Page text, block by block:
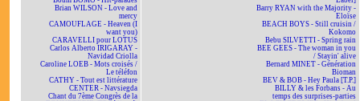
Brian WILSON - Love and
mercy
CAMOUFLAGE - Heaven (I
want you)
CARAVELLI pour LOTUS
Carlos Alberto IRIGARAY -
Navidad Criolla
Caroline LOEB - Mots croisés /
Le téléfon
CATHY - Tout est littérature
CENTER - Navsiegda
Chant du 7ème Congrès de la
Barry RYAN with the Majority -
Eloïse
BEACH BOYS - Still cruisin /
Kokomo
Bebu SILVETTI - Spring rain
BEE GEES - The woman in you
/ Stayin' alive
Bernard MINET - Génération
Bioman
BEV & BOB - Hey Paula [T.P.]
BILLY & les Forbans - Au
temps des surprises-parties